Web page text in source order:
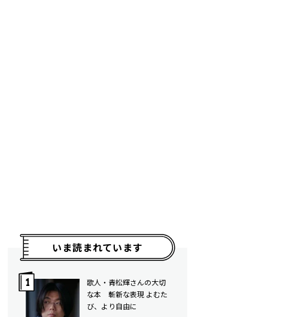
いま読まれています
歌人・青松輝さんの大切
な本 斬新な表現 よむた
び、より自由に